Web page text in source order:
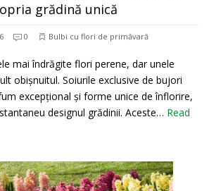
grădină unică
0 Bulbi cu flori de primăvară
mai îndrăgite flori perene, dar unele
obișnuitul. Soiurile exclusive de bujori
excepțional și forme unice de înflorire,
designul grădinii. Aceste… Read